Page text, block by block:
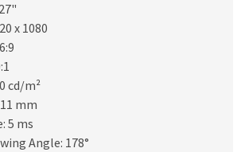
x 1080
cd/m²
mm
5 ms
Angle: 178°